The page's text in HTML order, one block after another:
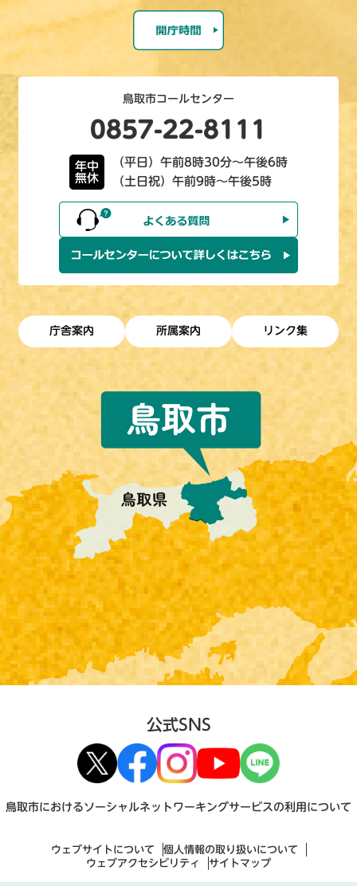
鳥取市コールセンター
0857-22-8111
年中
無休
（平日）午前8時30分～午後6時
（土日祝）午前9時～午後5時
庁舎案内 所属案内 リンク集
公式SNS
鳥取市におけるソーシャルネットワーキングサービスの利用について
ウェブサイトについて
個人情報の取り扱いについて
ウェブアクセシビリティ
サイトマップ